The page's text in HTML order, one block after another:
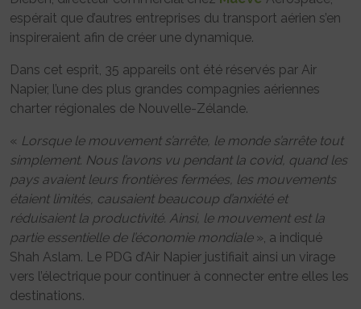
espérait que d’autres entreprises du transport aérien s’en
inspireraient afin de créer une dynamique.
Dans cet esprit, 35 appareils ont été réservés par Air
Napier, l’une des plus grandes compagnies aériennes
charter régionales de Nouvelle-Zélande.
« Lorsque le mouvement s’arrête, le monde s’arrête tout
simplement. Nous l’avons vu pendant la covid, quand les
pays avaient leurs frontières fermées, les mouvements
étaient limités, causaient beaucoup d’anxiété et
réduisaient la productivité. Ainsi, le mouvement est la
partie essentielle de l’économie mondiale», a indiqué
Shah Aslam. Le PDG d’Air Napier justifiait ainsi un virage
vers l’électrique pour continuer à connecter entre elles les
destinations.